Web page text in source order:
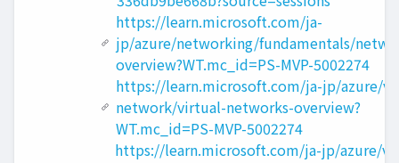
https://learn.microsoft.com/ja-
jp/azure/networking/fundamentals/
overview?WT.mc_id=PS-MVP-5002274
https://learn.microsoft.com/ja-jp/azure/
network/virtual-networks-overview?
WT.mc_id=PS-MVP-5002274
https://learn.microsoft.com/ja-jp/azure/